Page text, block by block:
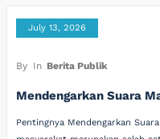
July 13, 2026
By In Berita Publik
Mendengarkan Suara
Pentingnya Mendengarkan